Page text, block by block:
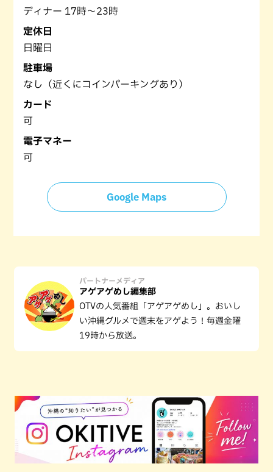
ディナー 17時〜23時
定休日
日曜日
駐車場
なし（近くにコインパーキングあり）
カード
可
電子マネー
可
Google Maps
パートナーメディア
アゲアゲめし編集部
OTVの人気番組「アゲアゲめし」。おいし
い沖縄グルメで週末をアゲよう！毎週金曜
19時から放送。